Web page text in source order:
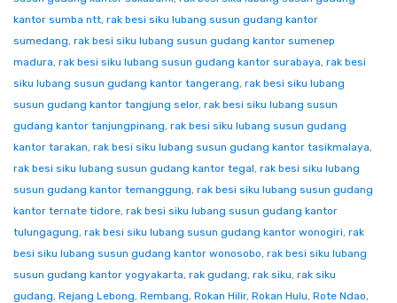
kantor sumba ntt, rak besi siku lubang susun gudang kantor
sumedang, rak besi siku lubang susun gudang kantor sumenep
madura, rak besi siku lubang susun gudang kantor surabaya, rak besi
siku lubang susun gudang kantor tangerang, rak besi siku lubang
susun gudang kantor tangjung selor, rak besi siku lubang susun
gudang kantor tanjungpinang, rak besi siku lubang susun gudang
kantor tarakan, rak besi siku lubang susun gudang kantor tasikmalaya,
rak besi siku lubang susun gudang kantor tegal, rak besi siku lubang
susun gudang kantor temanggung, rak besi siku lubang susun gudang
kantor ternate tidore, rak besi siku lubang susun gudang kantor
tulungagung, rak besi siku lubang susun gudang kantor wonogiri, rak
besi siku lubang susun gudang kantor wonosobo, rak besi siku lubang
susun gudang kantor yogyakarta, rak gudang, rak siku, rak siku
gudang, Rejang Lebong, Rembang, Rokan Hilir, Rokan Hulu, Rote Ndao,